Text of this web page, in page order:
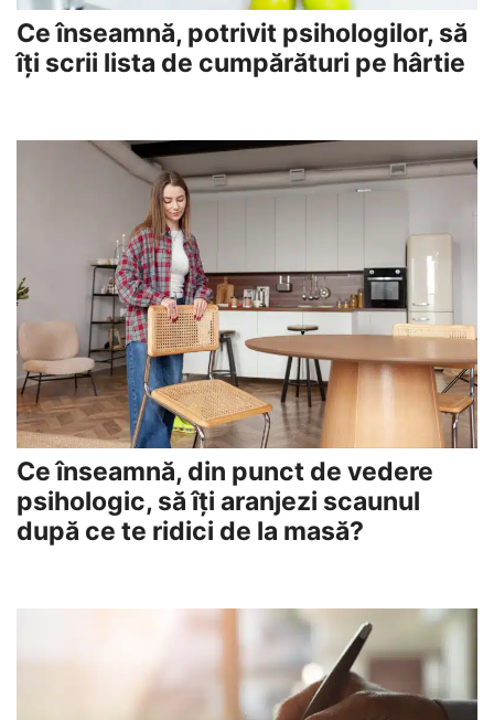
Ce înseamnă, potrivit psihologilor, să
îți scrii lista de cumpărături pe hârtie
Ce înseamnă, din punct de vedere
psihologic, să îți aranjezi scaunul
după ce te ridici de la masă?